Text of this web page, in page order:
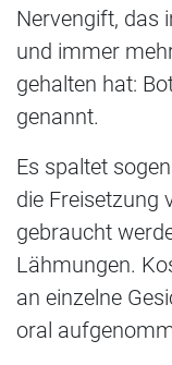
Nervengift, das
und immer
gehalten hat:
genannt.
Es spaltet
die Freisetzung
gebraucht
Lähmungen.
an einzelne
oral